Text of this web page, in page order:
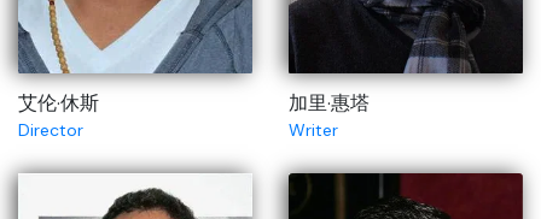
艾伦·休斯
Director
加里·惠塔
Writer